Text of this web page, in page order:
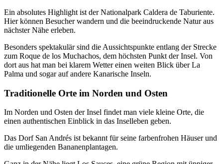
Ein absolutes Highlight ist der Nationalpark Caldera de Taburiente.
Hier können Besucher wandern und die beeindruckende Natur aus
nächster Nähe erleben.
Besonders spektakulär sind die Aussichtspunkte entlang der Strecke
zum Roque de los Muchachos, dem höchsten Punkt der Insel. Von
dort aus hat man bei klarem Wetter einen weiten Blick über La
Palma und sogar auf andere Kanarische Inseln.
Traditionelle Orte im Norden und Osten
Im Norden und Osten der Insel findet man viele kleine Orte, die
einen authentischen Einblick in das Inselleben geben.
Das Dorf San Andrés ist bekannt für seine farbenfrohen Häuser und
die umliegenden Bananenplantagen.